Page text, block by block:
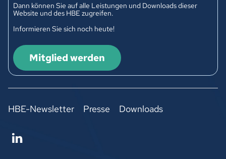
Dann können Sie auf alle Leistungen und Downloads dieser
Website und des HBE zugreifen.
Informieren Sie sich noch heute!
Mitglied werden
HBE-Newsletter Presse Downloads